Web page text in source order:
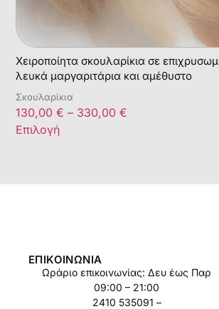
Χειροποίητα σκουλαρίκια σε
λευκά μαργαριτάρια και αμέθυστο
Σκουλαρίκια
130,00 € – 330,00 €
Επιλογή
ΕΠΙΚΟΙΝΩΝΊΑ
Ωράριο επικοινωνίας: Δευ έως Παρ
09:00 – 21:00
2410 535091 –